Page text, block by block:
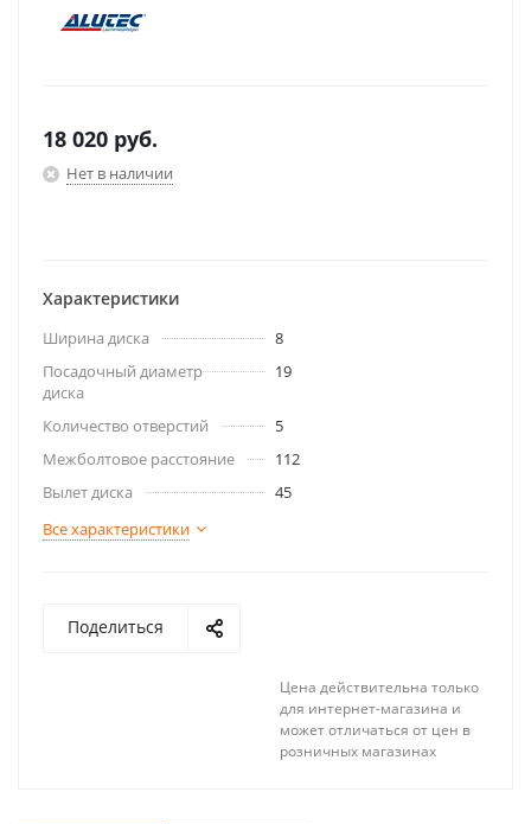
18 020 руб.
Нет в наличии
Характеристики
Ширина диска
8
Посадочный диаметр
диска
19
Количество отверстий
5
Межболтовое расстояние
112
Вылет диска
45
Все характеристики
Поделиться
Цена действительна только
для интернет-магазина и
может отличаться от цен в
розничных магазинах